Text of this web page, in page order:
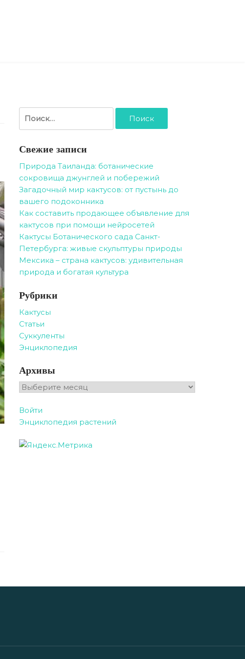
Свежие записи
Природа Таиланда: ботанические
сокровища джунглей и побережий
Загадочный мир кактусов: от пустынь до
вашего подоконника
Как составить продающее объявление для
кактусов при помощи нейросетей
Кактусы Ботанического сада Санкт-
Петербурга: живые скульптуры природы
Мексика – страна кактусов: удивительная
природа и богатая культура
Рубрики
Кактусы
Статьи
Суккуленты
Энциклопедия
Архивы
Архивы
Войти
Энциклопедия растений